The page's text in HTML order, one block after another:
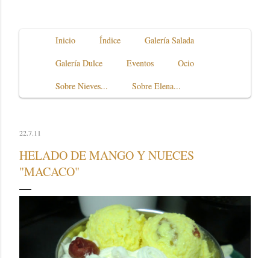
Inicio Índice
Galería Salada
Galería Dulce
Eventos
Ocio
Sobre Nieves...
Sobre Elena...
22.7.11
HELADO DE MANGO Y NUECES
"MACACO"